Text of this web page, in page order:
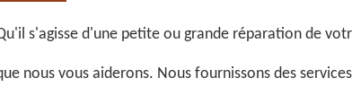
s'agisse d'une petite ou grande réparation de
nous vous aiderons. Nous fournissons des